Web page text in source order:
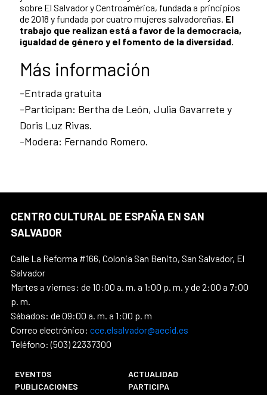
sobre El Salvador y Centroamérica, fundada a principios
de 2018 y fundada por cuatro mujeres salvadoreñas. El
trabajo que realizan está a favor de la democracia,
igualdad de género y el fomento de la diversidad.
Más información
-Entrada gratuita
-Participan: Bertha de León, Julia Gavarrete y
Doris Luz Rivas.
-Modera: Fernando Romero.
CENTRO CULTURAL DE ESPAÑA EN SAN
SALVADOR
Calle La Reforma #166, Colonia San Benito, San Salvador, El
Salvador
Martes a viernes: de 10:00 a. m. a 1:00 p. m. y de 2:00 a 7:00
p. m.
Sábados: de 09:00 a. m. a 1:00 p. m
Correo electrónico: cce.elsalvador@aecid.es
Teléfono: (503) 22337300
EVENTOS
ACTUALIDAD
PUBLICACIONES
PARTICIPA